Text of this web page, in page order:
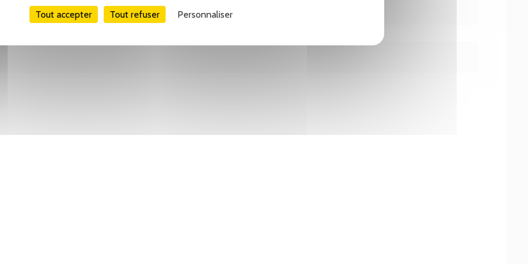
Tout accepter Tout refuser Personnaliser